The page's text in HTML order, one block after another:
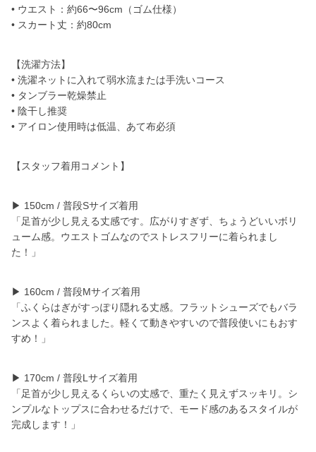
• ウエスト：約66〜96cm（ゴム仕様）
• スカート丈：約80cm
【洗濯方法】
• 洗濯ネットに入れて弱水流または手洗いコース
• タンブラー乾燥禁止
• 陰干し推奨
• アイロン使用時は低温、あて布必須
【スタッフ着用コメント】
▶︎ 150cm / 普段Sサイズ着用
「足首が少し見える丈感です。広がりすぎず、ちょうどいいボリ
ューム感。ウエストゴムなのでストレスフリーに着られまし
た！」
▶︎ 160cm / 普段Mサイズ着用
「ふくらはぎがすっぽり隠れる丈感。フラットシューズでもバラ
ンスよく着られました。軽くて動きやすいので普段使いにもおす
すめ！」
▶︎ 170cm / 普段Lサイズ着用
「足首が少し見えるくらいの丈感で、重たく見えずスッキリ。シ
ンプルなトップスに合わせるだけで、モード感のあるスタイルが
完成します！」